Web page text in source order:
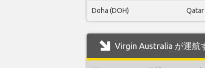
Doha (DOH) Qatar
Virgin Australia が運航